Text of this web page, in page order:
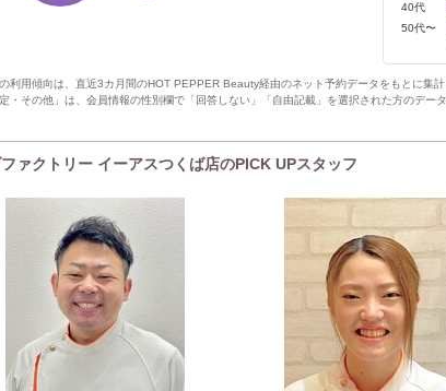
40代
50代〜
利用傾向は、直近3カ月間のHOT PEPPER Beauty経由のネット予約データをもとに集計
・その他」は、会員情報の性別欄で「回答しない」「自由記載」を選択された方のデータ
ァクトリー イーアスつくば店のPICK UPスタッフ